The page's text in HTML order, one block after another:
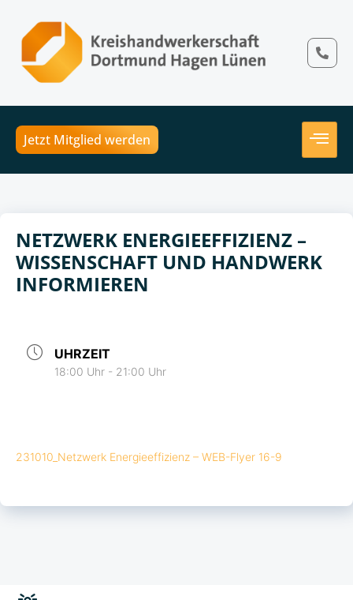
Jetzt Mitglied werden
NETZWERK ENERGIEEFFIZIENZ –
WISSENSCHAFT UND HANDWERK
INFORMIEREN
UHRZEIT
18:00 Uhr - 21:00 Uhr
231010_Netzwerk Energieeffizienz – WEB-Flyer 16-9